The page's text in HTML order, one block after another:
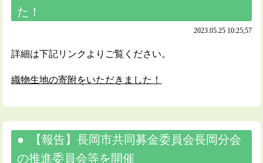
た！
2023.05.25 10:25;57
詳細は下記リンクよりご覧ください。
織物生地の寄附をいただきました！
【報告】長岡市共同募金委員会長岡分会
の推進委員会等を開催